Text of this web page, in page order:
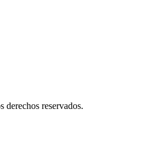
derechos reservados.